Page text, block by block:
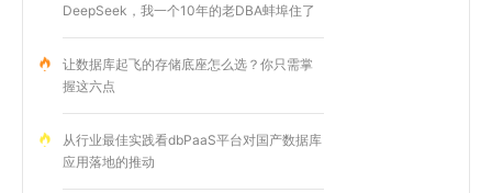
DeepSeek，我一个10年的老DBA蚌埠住了
让数据库起飞的存储底座怎么选？你只需掌
握这六点
从行业最佳实践看dbPaaS平台对国产数据库
应用落地的推动